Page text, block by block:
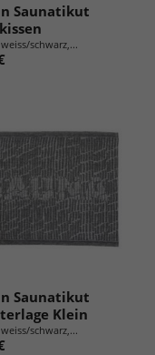
Saunatikut
schwarz,...
Saunatikut
Klein
schwarz,...